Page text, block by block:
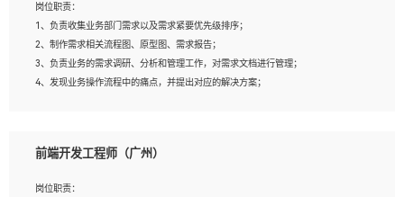
3、熟练使用脚本语言，shell/python任一种，熟练使用Ansible
4、熟悉linux常见服务、中间件的基本原理、部署以及故障处理，如：Mysql、
Apache、Nginx、Zabbix、Kafka等
5、熟悉主流虚拟化技术，如：VMware、KVM
6、具备网络方面的基础知识，熟悉常见的网络协议，如TCP/IP，转发原理，路由优
8、有良好的文档编写能力和沟通能力，有RHCE证书优先
岗位职责：
1、负责收集业务部门需求以及需求紧要优先级排序；
2、制作需求相关流程图、原型图、需求报告；
3、负责业务的需求调研、分析和管理工作，对需求文档进行管理；
4、发现业务操作流程中的痛点，并提出对应的解决方案；
岗位要求：
前端开发工程师（广州）
岗位职责：